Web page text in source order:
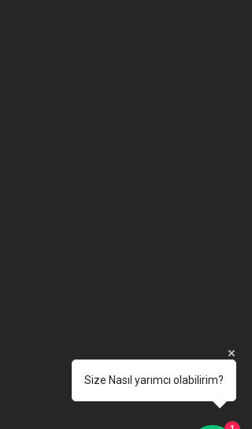
Size Nasıl yarımcı olabilirim?